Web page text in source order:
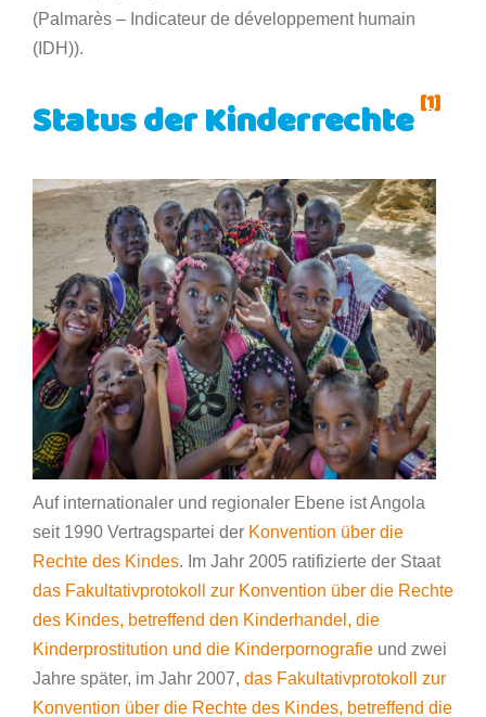
(Palmarès – Indicateur de développement humain
(IDH)).
Status der Kinderrechte[1]
Auf internationaler und regionaler Ebene ist Angola
seit 1990 Vertragspartei der Konvention über die
Rechte des Kindes. Im Jahr 2005 ratifizierte der Staat
das Fakultativprotokoll zur Konvention über die Rechte
des Kindes, betreffend den Kinderhandel, die
Kinderprostitution und die Kinderpornografie und zwei
Jahre später, im Jahr 2007, das Fakultativprotokoll zur
Konvention über die Rechte des Kindes, betreffend die